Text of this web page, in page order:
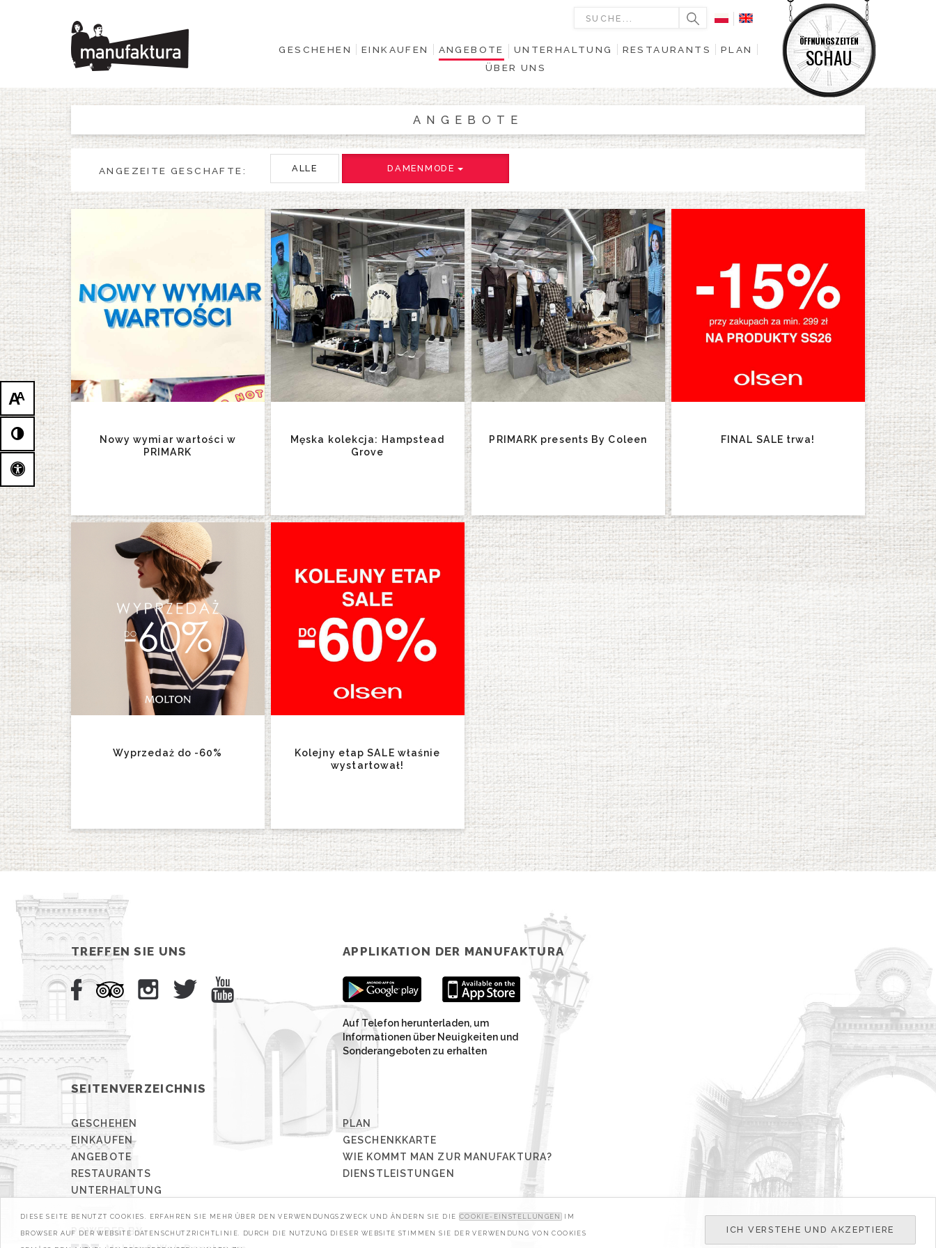
AA
ÖFFNUNGSZEITEN
SCHAU
GESCHEHEN EINKAUFEN ANGEBOTE UNTERHALTUNG RESTAURANTS
PLAN
ÜBER UNS
GESCHEHEN
EINKAUFEN
ANGEBOTE
UNTERHALTUNG
RESTAURANTS
PLAN
ÜBER UNS
ANGEBOTE
ANGEZEITE GESCHAFTE: ALLE DAMENMODE
Nowy wymiar wartości w
PRIMARK
Męska kolekcja: Hampstead
Grove
PRIMARK presents By Coleen FINAL SALE trwa!
Wyprzedaż do -60%
Kolejny etap SALE właśnie
wystartował!
TREFFEN SIE UNS APPLIKATION DER MANUFAKTURA
Auf Telefon herunterladen, um
Informationen über Neuigkeiten und
Sonderangeboten zu erhalten
SEITENVERZEICHNIS
GESCHEHEN
EINKAUFEN
ANGEBOTE
RESTAURANTS
UNTERHALTUNG
PLAN
GESCHENKKARTE
WIE KOMMT MAN ZUR MANUFAKTURA?
DIENSTLEISTUNGEN
POWERED BY
DIESE SEITE BENUTZT COOKIES. ERFAHREN SIE MEHR ÜBER DEN VERWENDUNGSZWECK UND ÄNDERN SIE DIE COOKIE-EINSTELLUNGEN IM
BROWSER AUF DER WEBSITE DATENSCHUTZRICHTLINIE. DURCH DIE NUTZUNG DIESER WEBSITE STIMMEN SIE DER VERWENDUNG VON COOKIES ICH VERSTEHE UND AKZEPTIERE